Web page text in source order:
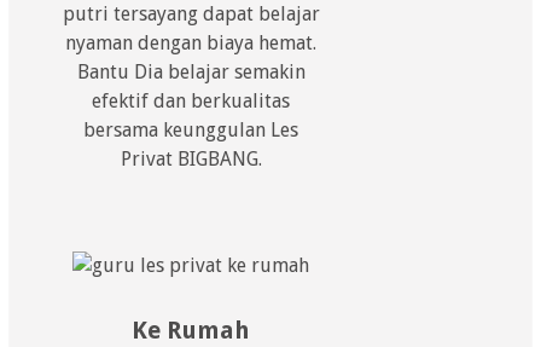
putri tersayang dapat belajar
nyaman dengan biaya hemat.
Bantu Dia belajar semakin
efektif dan berkualitas
bersama keunggulan Les
Privat BIGBANG.
Ke Rumah